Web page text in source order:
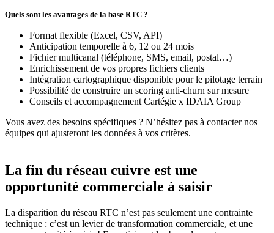
Quels sont les avantages de la base RTC ?
Format flexible (Excel, CSV, API)
Anticipation temporelle à 6, 12 ou 24 mois
Fichier multicanal (téléphone, SMS, email, postal…)
Enrichissement de vos propres fichiers clients
Intégration cartographique disponible pour le pilotage terrain
Possibilité de construire un scoring anti-churn sur mesure
Conseils et accompagnement Cartégie x IDAIA Group
Vous avez des besoins spécifiques ? N’hésitez pas à contacter nos
équipes qui ajusteront les données à vos critères.
La fin du réseau cuivre est une
opportunité commerciale à saisir
La disparition du réseau RTC n’est pas seulement une contrainte
technique : c’est un levier de transformation commerciale, et une